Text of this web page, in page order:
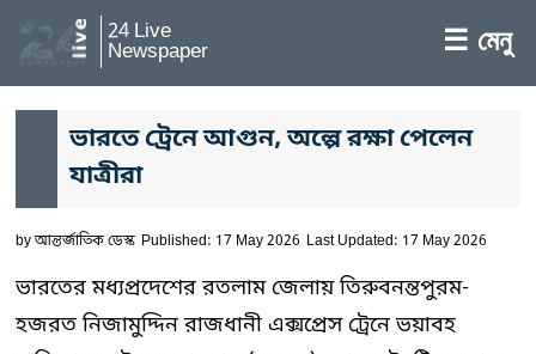
24 Live
Newspaper ☰ মেনু
ভারতে ট্রেনে আগুন, অল্পে রক্ষা পেলেন
যাত্রীরা
byআন্তর্জাতিক ডেস্ক Published: 17 May 2026 Last Updated: 17 May 2026
ভারতের মধ্যপ্রদেশের রতলাম জেলায় তিরুবনন্তপুরম-
হজরত নিজামুদ্দিন রাজধানী এক্সপ্রেস ট্রেনে ভয়াবহ